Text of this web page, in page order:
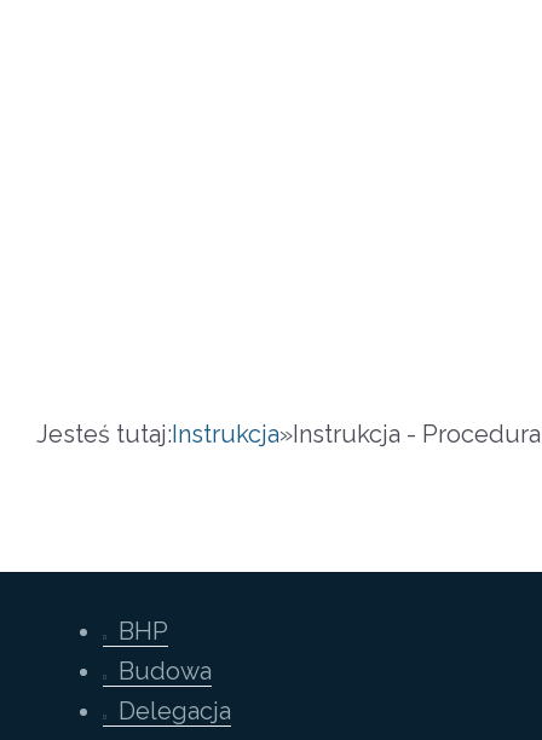
Jesteś tutaj:Instrukcja»Instrukcja -
BHP
Budowa
Delegacja